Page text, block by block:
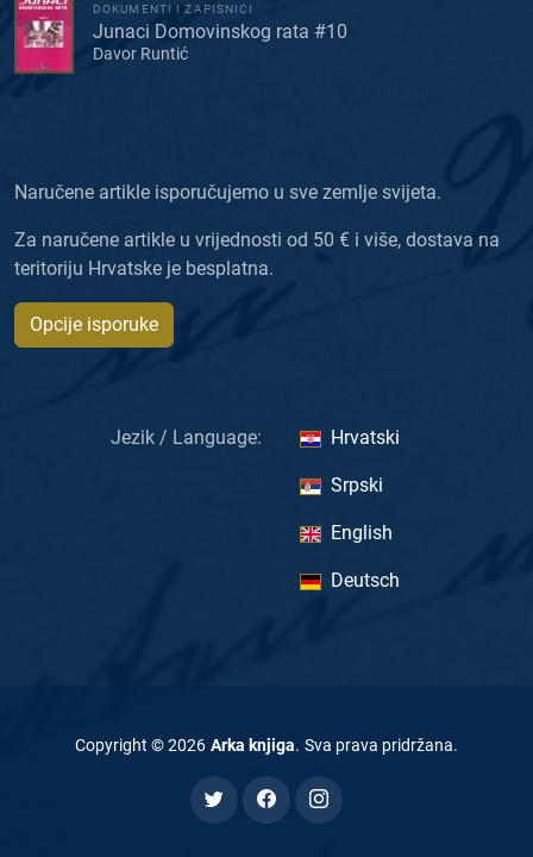
DOKUMENTI I ZAPISNICI
Junaci Domovinskog rata #10
Davor Runtić
Naručene artikle isporučujemo u sve zemlje svijeta.
Za naručene artikle u vrijednosti od 50 € i više, dostava na
teritoriju Hrvatske je besplatna.
Opcije isporuke
Jezik / Language: Hrvatski
Srpski
English
Deutsch
Copyright ©2026 Arka knjiga. Sva prava pridržana.